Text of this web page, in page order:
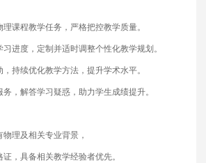
课程教学任务，严格把控教学质量。
进度，定制并适时调整个性化教学规划。
持续优化教学方法，提升学术水平。
，解答学习疑惑，助力学生成绩提升。
理及相关专业背景，
，具备相关教学经验者优先。